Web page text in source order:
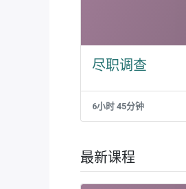
尽职调查
6小时 45分钟
最新课程